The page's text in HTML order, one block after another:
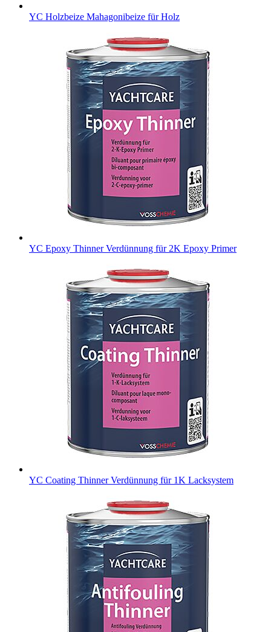
YC Holzbeize Mahagonibeize für Holz
YC Epoxy Thinner Verdünnung für 2K Epoxy Primer
YC Coating Thinner Verdünnung für 1K Lacksystem